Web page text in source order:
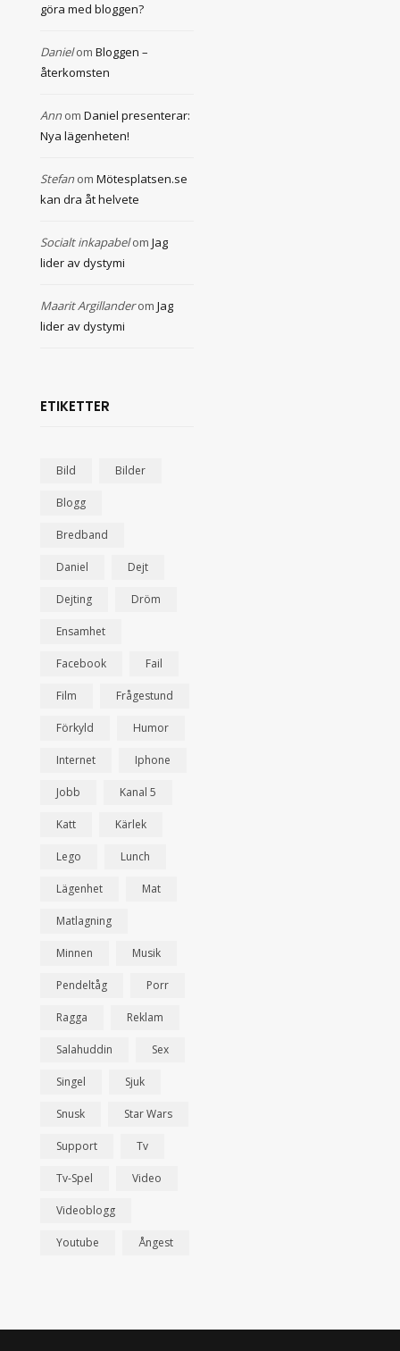
göra med bloggen?
Danielom Bloggen –
återkomsten
Ann om Daniel presenterar:
Nya lägenheten!
Stefan om Mötesplatsen.se
kan dra åt helvete
Socialt inkapabelom Jag
lider av dystymi
Maarit Argillanderom Jag
lider av dystymi
ETIKETTER
Bild Bilder
Blogg
Bredband
Daniel Dejt
Dejting Dröm
Ensamhet
Facebook Fail
Film Frågestund
Förkyld Humor
Internet Iphone
Jobb Kanal 5
Katt Kärlek
Lego Lunch
Lägenhet Mat
Matlagning
Minnen Musik
Pendeltåg Porr
Ragga Reklam
Salahuddin Sex
Singel Sjuk
Snusk Star Wars
Support Tv
Tv-Spel Video
Videoblogg
Youtube Ångest